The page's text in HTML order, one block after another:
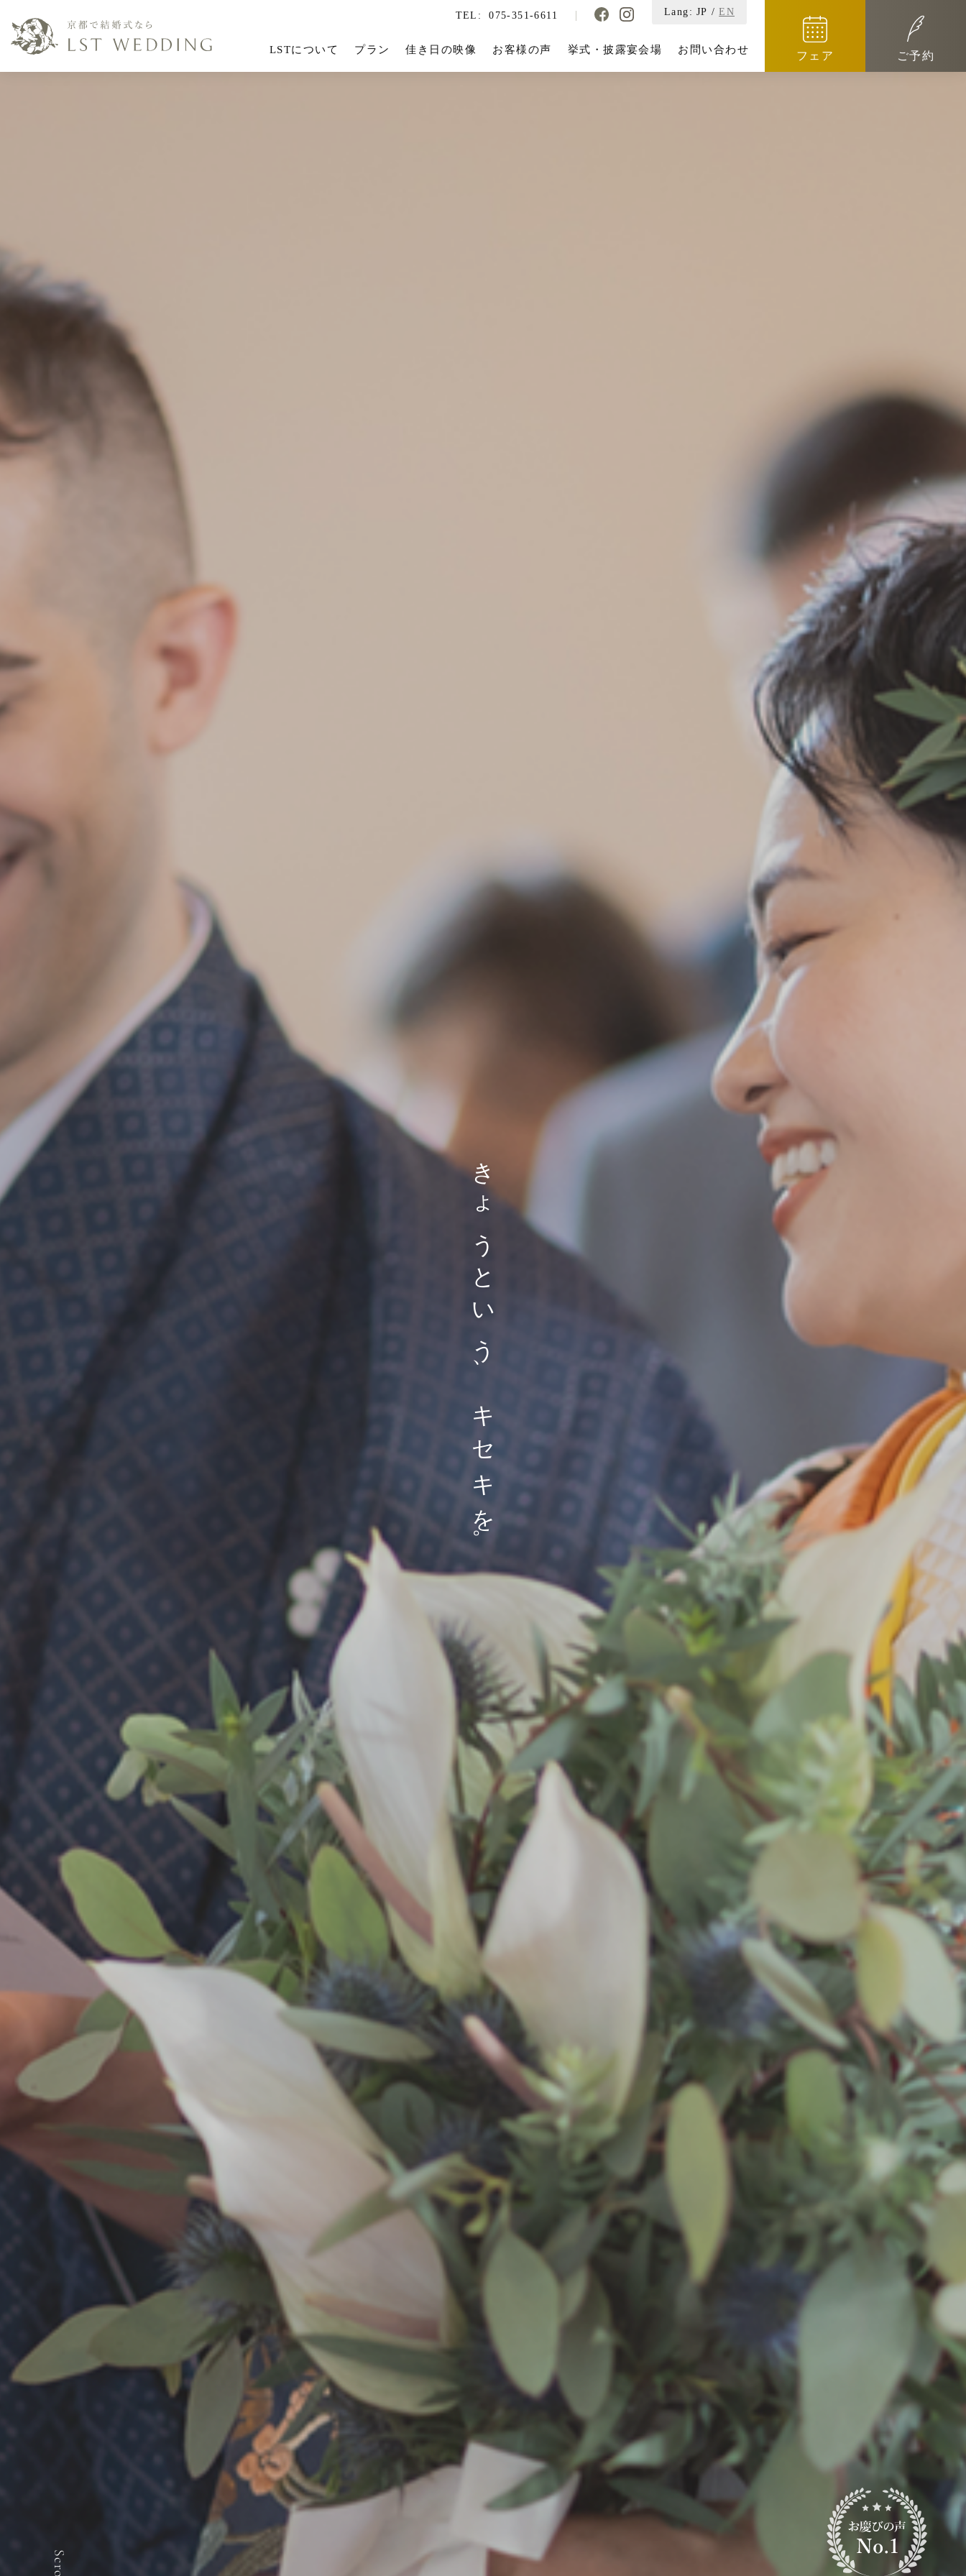
TEL: 075-351-6611 Lang: JP / EN
LSTについて プラン 佳き日の映像 お客様の声 挙式・披露宴会場 お問い合わせ フェア ご予約
き
ょ
う
と
い
う
、
キ
セ
キ
を
。